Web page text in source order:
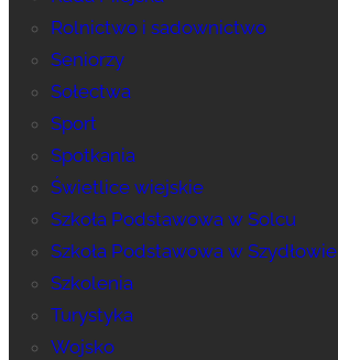
Rolnictwo i sadownictwo
Seniorzy
Sołectwa
Sport
Spotkania
Świetlice wiejskie
Szkoła Podstawowa w Solcu
Szkoła Podstawowa w Szydłowie
Szkolenia
Turystyka
Wojsko